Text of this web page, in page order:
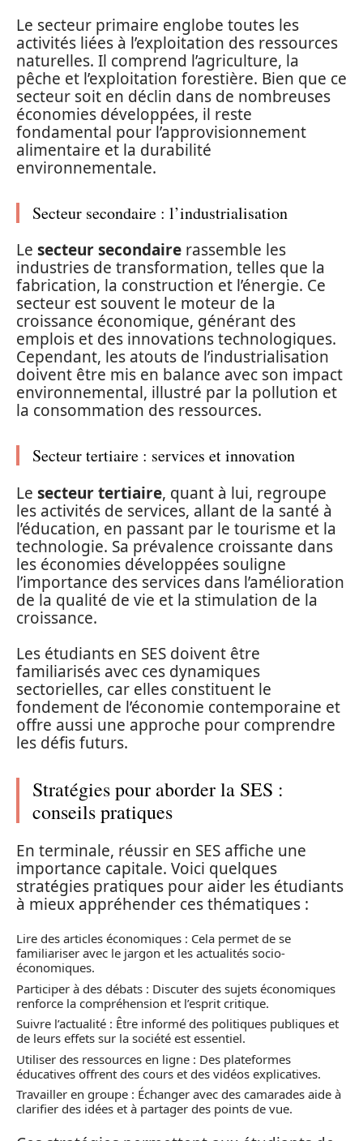
Le secteur primaire englobe toutes les
activités liées à l’exploitation des ressources
naturelles. Il comprend l’agriculture, la
pêche et l’exploitation forestière. Bien que ce
secteur soit en déclin dans de nombreuses
économies développées, il reste
fondamental pour l’approvisionnement
alimentaire et la durabilité
environnementale.
Secteur secondaire : l’industrialisation
Le secteur secondaire rassemble les
industries de transformation, telles que la
fabrication, la construction et l’énergie. Ce
secteur est souvent le moteur de la
croissance économique, générant des
emplois et des innovations technologiques.
Cependant, les atouts de l’industrialisation
doivent être mis en balance avec son impact
environnemental, illustré par la pollution et
la consommation des ressources.
Secteur tertiaire : services et innovation
Le secteur tertiaire, quant à lui, regroupe
les activités de services, allant de la santé à
l’éducation, en passant par le tourisme et la
technologie. Sa prévalence croissante dans
les économies développées souligne
l’importance des services dans l’amélioration
de la qualité de vie et la stimulation de la
croissance.
Les étudiants en SES doivent être
familiarisés avec ces dynamiques
sectorielles, car elles constituent le
fondement de l’économie contemporaine et
offre aussi une approche pour comprendre
les défis futurs.
Stratégies pour aborder la SES :
conseils pratiques
En terminale, réussir en SES affiche une
importance capitale. Voici quelques
stratégies pratiques pour aider les étudiants
à mieux appréhender ces thématiques :
Lire des articles économiques : Cela permet de se
familiariser avec le jargon et les actualités socio-
économiques.
Participer à des débats : Discuter des sujets économiques
renforce la compréhension et l’esprit critique.
Suivre l’actualité : Être informé des politiques publiques et
de leurs effets sur la société est essentiel.
Utiliser des ressources en ligne : Des plateformes
éducatives offrent des cours et des vidéos explicatives.
Travailler en groupe : Échanger avec des camarades aide à
clarifier des idées et à partager des points de vue.